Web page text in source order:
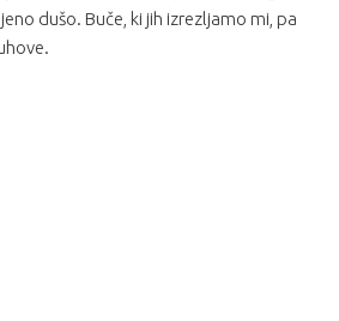
dušo. Buče, ki jih izrezljamo mi, pa